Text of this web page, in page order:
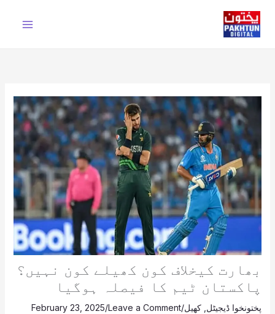
content
بھارت کیخلاف کون کھیلے کون نہیں؟
پاکستان ٹیم کا فیصلہ ہوگیا
پختونخوا ڈیجیٹل کھیل/
Leave a Comment
/
February 23, 2025